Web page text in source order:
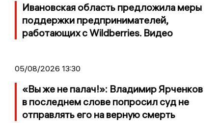
Ивановская область предложила меры
поддержки предпринимателей,
работающих с Wildberries. Видео
05/08/2026 13:30
«Вы же не палач!»: Владимир Ярченков
в последнем слове попросил суд не
отправлять его на верную смерть